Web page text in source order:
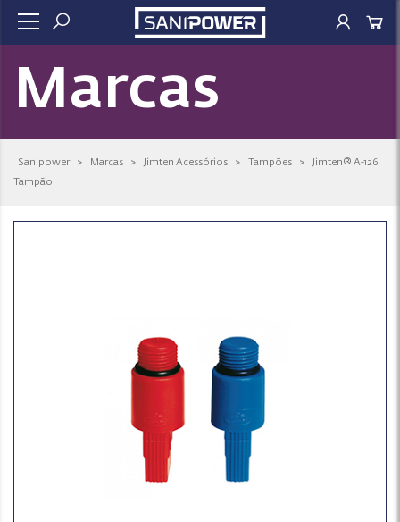
Marcas
Sanipower > Marcas > Jimten Acessórios > Tampões >
Jimten® A-126
Tampão